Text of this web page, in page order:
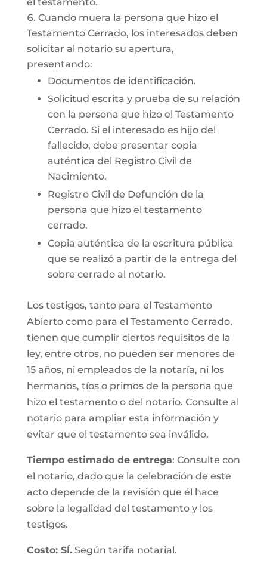
Cuando muera la persona que hizo el
Testamento Cerrado, los interesados deben
solicitar al notario su apertura,
presentando:
Documentos de identificación.
Solicitud escrita y prueba de su relación
con la persona que hizo el Testamento
Cerrado. Si el interesado es hijo del
fallecido, debe presentar copia
auténtica del Registro Civil de
Nacimiento.
Registro Civil de Defunción de la
persona que hizo el testamento
cerrado.
Copia auténtica de la escritura pública
que se realizó a partir de la entrega del
sobre cerrado al notario.
Los testigos, tanto para el Testamento
Abierto como para el Testamento Cerrado,
tienen que cumplir ciertos requisitos de la
ley, entre otros, no pueden ser menores de
15 años, ni empleados de la notaría, ni los
hermanos, tíos o primos de la persona que
hizo el testamento o del notario. Consulte al
notario para ampliar esta información y
evitar que el testamento sea inválido.
Tiempo estimado de entrega: Consulte con
el notario, dado que la celebración de este
acto depende de la revisión que él hace
sobre la legalidad del testamento y los
testigos.
Costo: SÍ.Según tarifa notarial.